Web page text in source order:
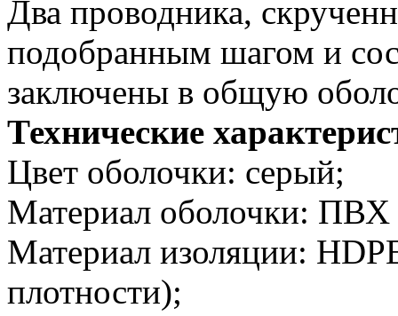
Два проводника,
подобранным шагом и
заключены в общую
Технические
Цвет оболочки: cерый;
Материал оболочки: ПВХ
Материал изоляции:
плотности);